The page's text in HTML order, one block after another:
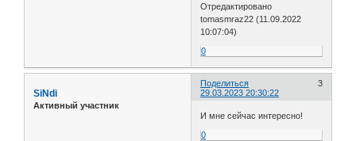
Отредактировано
tomasmraz22 (11.09.2022
10:07:04)
0
Поделиться
3
29.03.2023 20:30:22
SiNdi
Активный участник
И мне сейчас интересно!
0